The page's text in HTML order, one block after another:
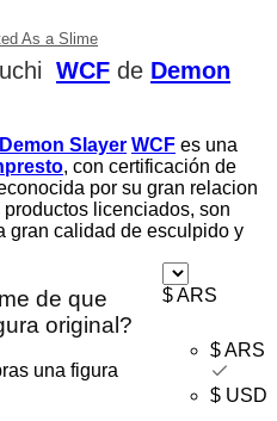
As a Slime
$ ARS
$ ARS
$ USD
WCF de Demon
Demon Slayer WCF es una
, con certificación de
por su gran relacion
licenciados, son
gran calidad de esculpido y
de que
original?
una figura